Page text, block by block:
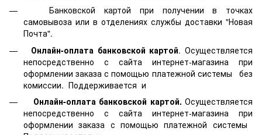
Банковской картой при получении в точках
самовывоза или в отделениях службы доставки "Новая
Почта".
Онлайн-оплата банковской картой. Осуществляется
непосредственно с сайта интернет-магазина при
оформлении заказа с помощью платежной системы
без
комиссии. Поддерживается и
Онлайн-оплата банковской картой. Осуществляется
непосредственно с сайта интернет-магазина при
оформлении заказа с помощью платежной системы